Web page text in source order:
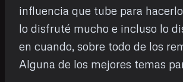
influencia que tube para
lo disfruté mucho e incluso lo
en cuando, sobre todo de los
Alguna de los mejores temas